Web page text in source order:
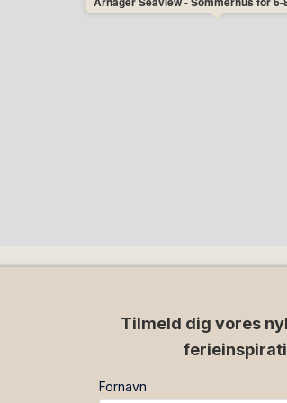
Tilmeld dig vores
Fornavn